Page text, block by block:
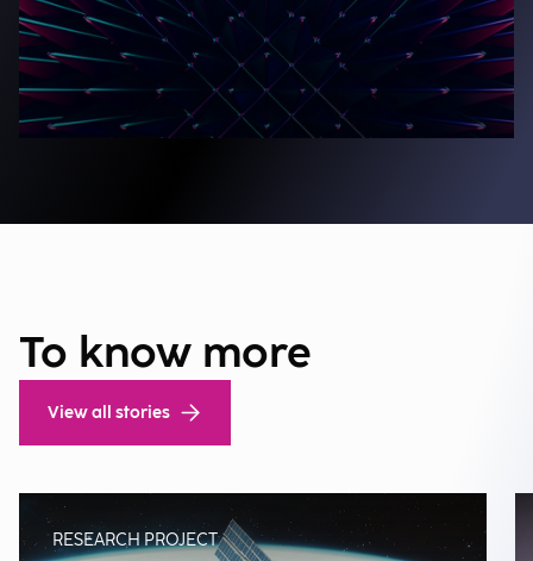
To know more
View all stories
RESEARCH PROJECT